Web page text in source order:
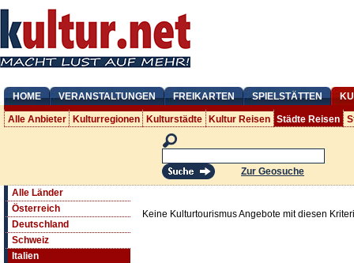
HOME VERANSTALTUNGEN FREIKARTEN SPIELSTÄTTEN
Alle Anbieter Kulturregionen Kulturstädte Kultur Reisen Städte Reisen
Zur Geosuche
Alle Länder
Österreich
Deutschland
Schweiz
Italien
Keine Kulturtourismus Angebote mit diesen